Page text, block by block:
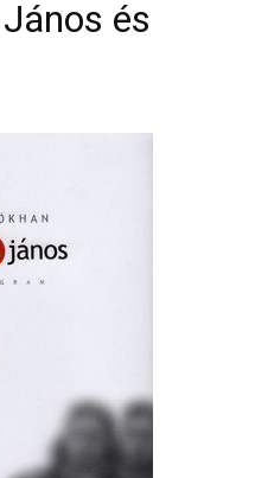
és